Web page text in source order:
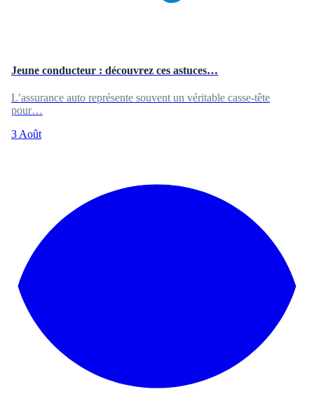
Jeune conducteur : découvrez ces astuces…
L’assurance auto représente souvent un véritable casse-tête
pour…
3 Août